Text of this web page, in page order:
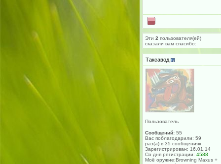
Эти 2 пользователя(ей)
сказали вам cпасибо:
Таксавод
Пользователь
Сообщений: 55
Вас поблагодарили: 59
раз(а) в 35 сообщениях
Зарегистрирован: 16.01.14
Со дня регистрации: 4588
Моё оружие:Browning Maxus +